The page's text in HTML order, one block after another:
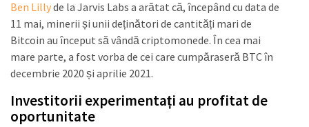
Ben Lillyde la Jarvis Labs a arătat că, începând cu data de
11 mai, minerii și unii deținători de cantități mari de
Bitcoin au început să vândă criptomonede. În cea mai
mare parte, a fost vorba de cei care cumpăraseră BTC în
decembrie 2020 și aprilie 2021.
Investitorii experimentați au profitat de
oportunitate